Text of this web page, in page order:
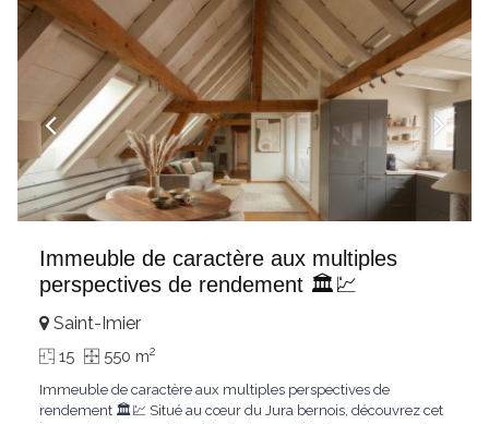
Immeuble de caractère aux multiples
perspectives de rendement 🏛️💹
Saint-Imier
15 550 m2
Immeuble de caractère aux multiples perspectives de
rendement 🏛️💹 Situé au cœur du Jura bernois, découvrez cet